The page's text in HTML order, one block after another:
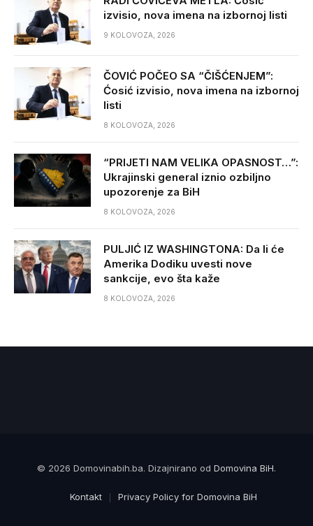
izvisio, nova imena na izbornoj listi
9 KOLOVOZA, 2026
ČOVIĆ POČEO SA “ČIŠĆENJEM”:
Ćosić izvisio, nova imena na izbornoj
listi
8 KOLOVOZA, 2026
“PRIJETI NAM VELIKA OPASNOST…”:
Ukrajinski general iznio ozbiljno
upozorenje za BiH
8 KOLOVOZA, 2026
PULJIĆ IZ WASHINGTONA: Da li će
Amerika Dodiku uvesti nove
sankcije, evo šta kaže
8 KOLOVOZA, 2026
© 2026 Domovinabih.ba. Dizajnirano od Domovina BiH.
Kontakt Privacy Policy for Domovina BiH